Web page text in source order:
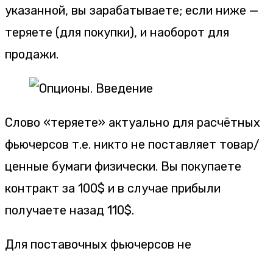
указанной, вы зарабатываете; если ниже —
теряете (для покупки), и наоборот для
продажи.
Слово «теряете» актуально для расчётных
фьючерсов т.е. никто не поставляет товар/
ценные бумаги физически. Вы покупаете
контракт за 100$ и в случае прибыли
получаете назад 110$.
Для поставочных фьючерсов не